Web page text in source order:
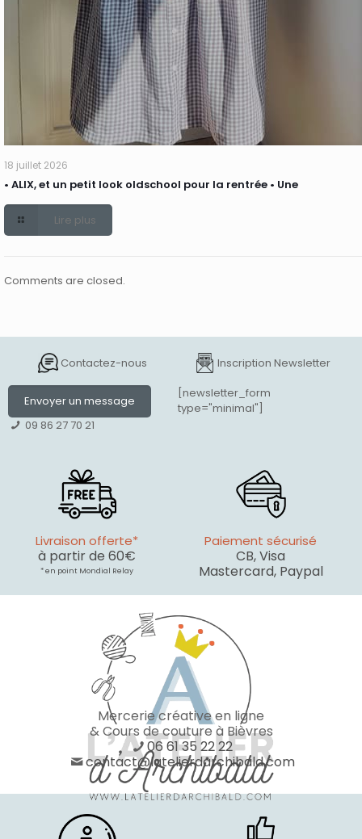
18 juillet 2026
• ALIX, et un petit look oldschool pour la rentrée • Une
Lire plus
Comments are closed.
Contactez-nous
Envoyer un message
09 86 27 70 21
Inscription Newsletter
[newsletter_form
type="minimal"]
Livraison offerte*
à partir de 60€
* en point Mondial Relay
Paiement sécurisé
CB, Visa
Mastercard, Paypal
Mercerie créative en ligne
& Cours de couture à Bièvres
06 61 35 22 22
contact@latelierdarchibald.com